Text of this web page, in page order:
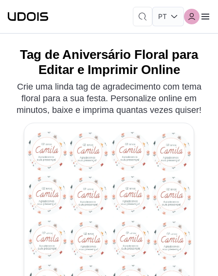
Tag de Aniversário Floral para
Editar e Imprimir Online
Crie uma linda tag de agradecimento com tema
floral para a sua festa. Personalize online em
minutos, baixe e imprima quantas vezes quiser!